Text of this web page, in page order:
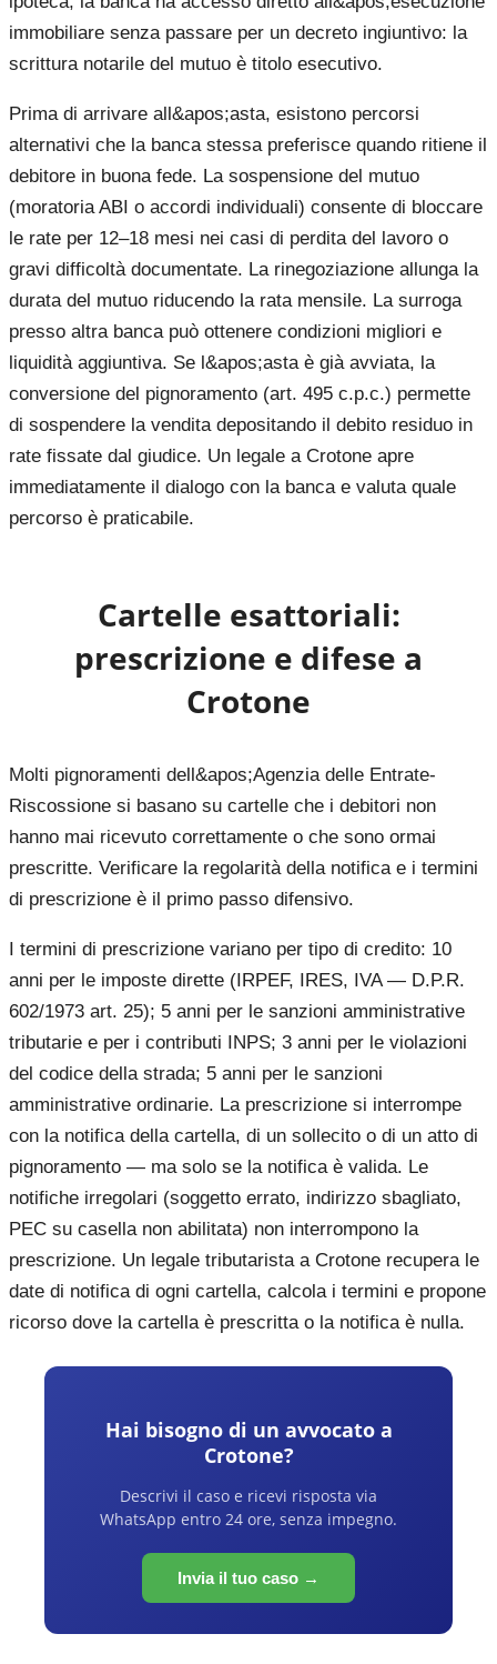
immobiliare senza passare per un decreto ingiuntivo: la
scrittura notarile del mutuo è titolo esecutivo.
Prima di arrivare all&apos;asta, esistono percorsi
alternativi che la banca stessa preferisce quando ritiene il
debitore in buona fede. La sospensione del mutuo
(moratoria ABI o accordi individuali) consente di bloccare
le rate per 12–18 mesi nei casi di perdita del lavoro o
gravi difficoltà documentate. La rinegoziazione allunga la
durata del mutuo riducendo la rata mensile. La surroga
presso altra banca può ottenere condizioni migliori e
liquidità aggiuntiva. Se l&apos;asta è già avviata, la
conversione del pignoramento (art. 495 c.p.c.) permette
di sospendere la vendita depositando il debito residuo in
rate fissate dal giudice. Un legale a Crotone apre
immediatamente il dialogo con la banca e valuta quale
percorso è praticabile.
Cartelle esattoriali:
prescrizione e difese a
Crotone
Molti pignoramenti dell&apos;Agenzia delle Entrate-
Riscossione si basano su cartelle che i debitori non
hanno mai ricevuto correttamente o che sono ormai
prescritte. Verificare la regolarità della notifica e i termini
di prescrizione è il primo passo difensivo.
I termini di prescrizione variano per tipo di credito: 10
anni per le imposte dirette (IRPEF, IRES, IVA — D.P.R.
602/1973 art. 25); 5 anni per le sanzioni amministrative
tributarie e per i contributi INPS; 3 anni per le violazioni
del codice della strada; 5 anni per le sanzioni
amministrative ordinarie. La prescrizione si interrompe
con la notifica della cartella, di un sollecito o di un atto di
pignoramento — ma solo se la notifica è valida. Le
notifiche irregolari (soggetto errato, indirizzo sbagliato,
PEC su casella non abilitata) non interrompono la
prescrizione. Un legale tributarista a Crotone recupera le
date di notifica di ogni cartella, calcola i termini e propone
ricorso dove la cartella è prescritta o la notifica è nulla.
Hai bisogno di un avvocato a
Crotone?
Descrivi il caso e ricevi risposta via
WhatsApp entro 24 ore, senza impegno.
Invia il tuo caso →